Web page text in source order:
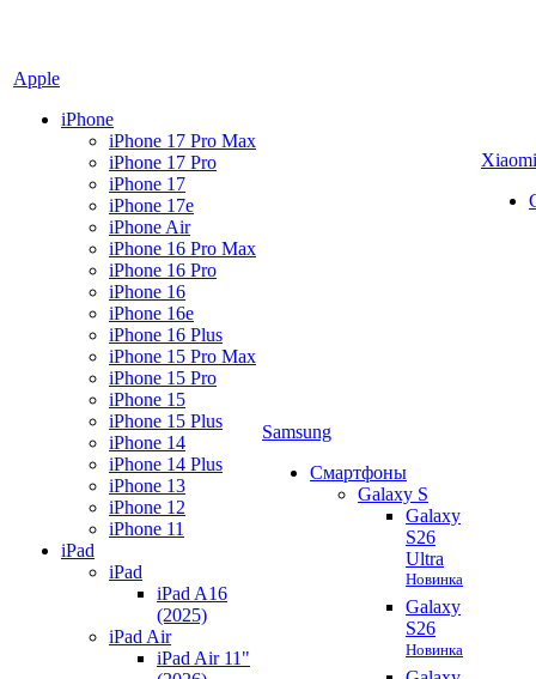
Apple
iPhone
iPhone 17 Pro Max
iPhone 17 Pro
iPhone 17
iPhone 17e
iPhone Air
iPhone 16 Pro Max
iPhone 16 Pro
iPhone 16
iPhone 16e
iPhone 16 Plus
iPhone 15 Pro Max
iPhone 15 Pro
iPhone 15
iPhone 15 Plus
iPhone 14
iPhone 14 Plus
iPhone 13
iPhone 12
iPhone 11
iPad
iPad
iPad A16
(2025)
iPad Air
iPad Air 11"
Samsung
Смартфоны
Galaxy S
Galaxy
S26
Ultra
Новинка
Galaxy
S26
Новинка
Xiaomi